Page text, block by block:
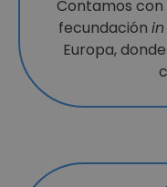
Contamos
fecundación
Europa,